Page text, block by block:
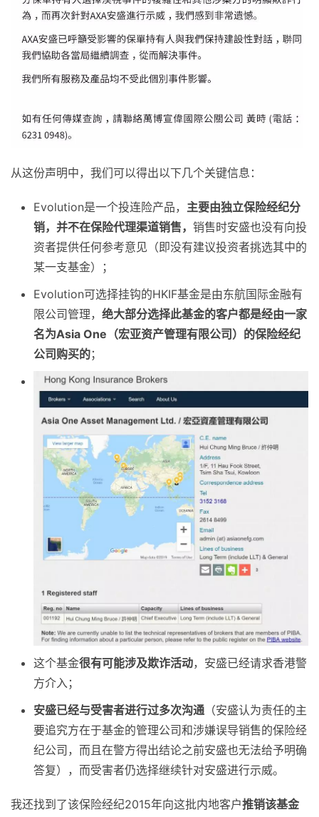
从这份声明中，我们可以得出以下几个关键信息：
Evolution是一个投连险产品， 主要由独立保险经纪分
销，并不在保险代理渠道销售， 销售时安盛也没有向投
资者提供任何参考意见（即没有建议投资者挑选其中的
某一支基金）；
Evolution可选择挂钩的HKIF基金是由东航国际金融有
限公司管理， 绝大部分选择此基金的客户都是经由一家
名为Asia One（宏亚资产管理有限公司）的保险经纪
公司购买的；
这个基金很有可能涉及欺诈活动，安盛已经请求香港警
方介入；
安盛已经与受害者进行过多次沟通 （安盛认为责任的主
要追究方在于基金的管理公司和涉嫌误导销售的保险经
纪公司，而且在警方得出结论之前安盛也无法给予明确
答复），而受害者仍选择继续针对安盛进行示威。
我还找到了该保险经纪2015年向这批内地客户推销该基金